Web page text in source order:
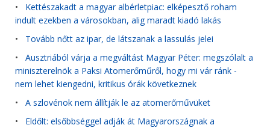
• Kettészakadt a magyar albérletpiac: elképesztő roham
indult ezekben a városokban, alig maradt kiadó lakás
• Tovább nőtt az ipar, de látszanak a lassulás jelei
• Ausztriából várja a megváltást Magyar Péter: megszólalt a
miniszterelnök a Paksi Atomerőműről, hogy mi vár ránk -
nem lehet kiengedni, kritikus órák következnek
• A szlovénok nem állítják le az atomerőművüket
• Eldőlt: elsőbbséggel adják át Magyarországnak a